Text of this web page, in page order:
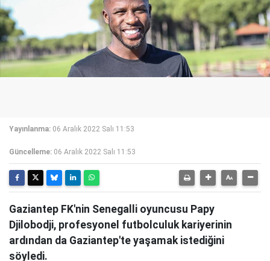
Yayınlanma: 06 Aralık 2022 Salı 11:53
Güncelleme: 06 Aralık 2022 Salı 11:53
Gaziantep FK'nin Senegalli oyuncusu Papy
Djilobodji, profesyonel futbolculuk kariyerinin
ardından da Gaziantep'te yaşamak istediğini
söyledi.